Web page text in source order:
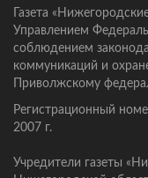
Газета
Управлением
соблюдением
коммуникаций и
Приволжскому
Регистрационный
2007 г.
Учредители газеты